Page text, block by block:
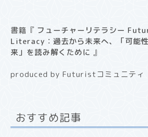
書籍『 フューチャーリテラシー
Literacy：過去から未来へ、「可能
来」を読み解くために 』
produced by Futuristコミュニティ
おすすめ記事